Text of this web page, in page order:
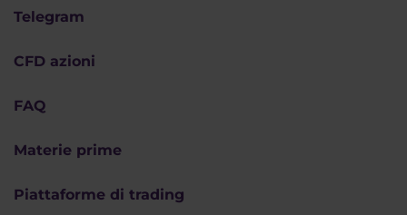
Telegram
CFD azioni
FAQ
Materie prime
Piattaforme di trading